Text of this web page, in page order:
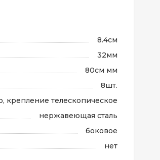
8.4см
32мм
80см мм
8шт.
крепление телескопическое
нержавеющая сталь
боковое
нет